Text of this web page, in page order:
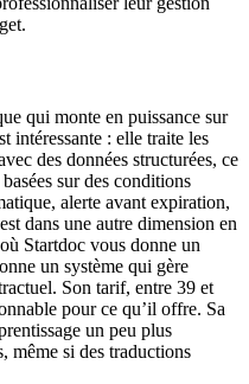
qui monte en puissance sur
intéressante : elle traite les
des données structurées, ce
sur des conditions
alerte avant expiration,
dans une autre dimension en
Startdoc vous donne un
un système qui gère
Son tarif, entre 39 et
pour ce qu’il offre. Sa
un peu plus
même si des traductions